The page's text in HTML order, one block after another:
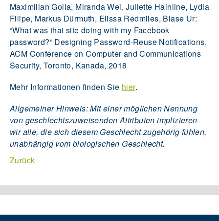
Maximilian Golla, Miranda Wei, Juliette Hainline, Lydia
Filipe, Markus Dürmuth, Elissa Redmiles, Blase Ur:
“What was that site doing with my Facebook
password?” Designing Password-Reuse Notifications,
ACM Conference on Computer and Communications
Security, Toronto, Kanada, 2018
Mehr Informationen finden Sie hier.
Allgemeiner Hinweis: Mit einer möglichen Nennung
von geschlechtszuweisenden Attributen implizieren
wir alle, die sich diesem Geschlecht zugehörig fühlen,
unabhängig vom biologischen Geschlecht.
Zurück